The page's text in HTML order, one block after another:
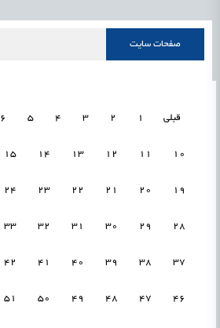
صفحات سایت
قبلی 1
2
3
4
5
6
10
11
12
13
14
15
19
20
21
22
23
24
28
29
30
31
32
33
37
38
39
40
41
42
46
47
48
49
50
51